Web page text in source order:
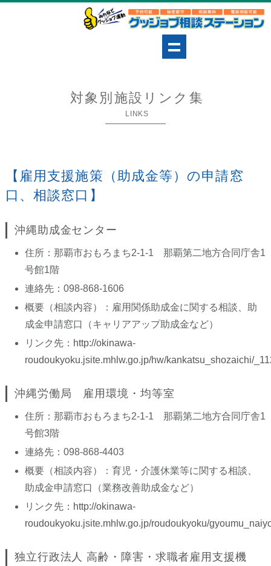
対象別施設リンク集
LINKS
【雇用支援施策（助成金等）の申請窓
口、相談窓口】
沖縄助成金センター
住所：那覇市おもろまち2-1-1 那覇第二地方合同庁舎1
号館1階
連絡先：098-868-1606
概要（相談内容）：雇用関係助成金に関する相談、助
成金申請窓口（キャリアアップ助成金など）
リンク先： http://okinawa-
roudoukyoku.jsite.mhlw.go.jp/hw/kankatsu_shozaichi/
沖縄労働局 雇用環境・均等室
住所：那覇市おもろまち2-1-1 那覇第二地方合同庁舎1
号館3階
連絡先：098-868-4403
概要（相談内容）：育児・介護休業等に関する相談、
助成金申請窓口（業務改善助成金など）
リンク先： http://okinawa-
roudoukyoku.jsite.mhlw.go.jp/roudoukyoku/
独立行政法人 高齢・障害・求職者雇用支援機